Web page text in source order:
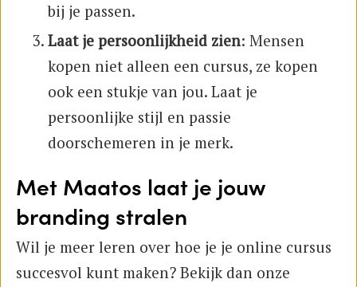
bij je passen.
Laat je persoonlijkheid zien: Mensen
kopen niet alleen een cursus, ze kopen
ook een stukje van jou. Laat je
persoonlijke stijl en passie
doorschemeren in je merk.
Met Maatos laat je jouw
branding stralen
Wil je meer leren over hoe je je online cursus
succesvol kunt maken? Bekijk dan onze